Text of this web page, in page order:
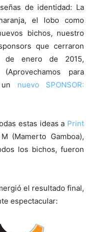
de identidad: La
el lobo como
bichos, nuestro
que cerraron
de enero de 2015,
para
un nuevo SPONSOR:
estas ideas a Print
(Mamerto Gamboa),
los bichos, fueron
el resultado final,
espectacular: